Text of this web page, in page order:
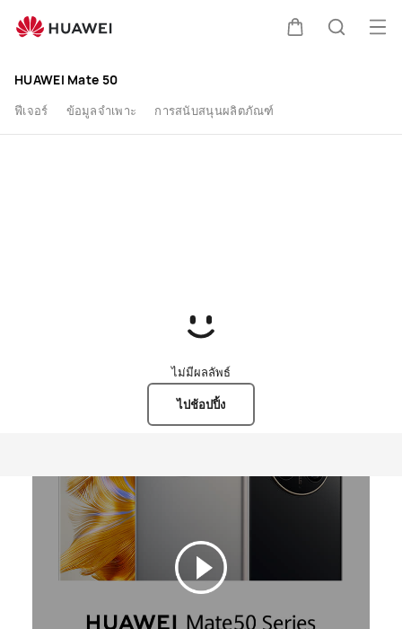
ซื้อ
HUAWEI
Mate
50
เปิ
HUAWEI Mate 50
ฟีเจอร์ ข้อมูลจำเพาะ การสนับสนุนผลิตภัณฑ์
ไม่มีผลลัพธ์
ไปช้อปปิ้ง